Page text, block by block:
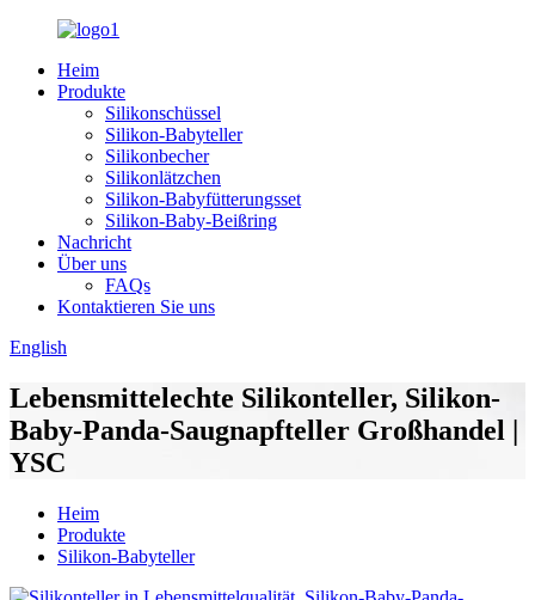
Heim
Produkte
Silikonschüssel
Silikon-Babyteller
Silikonbecher
Silikonlätzchen
Silikon-Babyfütterungsset
Silikon-Baby-Beißring
Nachricht
Über uns
FAQs
Kontaktieren Sie uns
English
Lebensmittelechte Silikonteller, Silikon-
Baby-Panda-Saugnapfteller Großhandel |
YSC
Heim
Produkte
Silikon-Babyteller